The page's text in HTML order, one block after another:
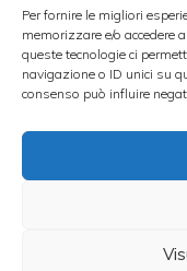
Per fornire le migliori
memorizzare e/o accedere
queste tecnologie ci
navigazione o ID unici su
consenso può influire
composto e
piccoli.
infarinate per
Lessate gli
salata a cui
olio. Non
ancora al